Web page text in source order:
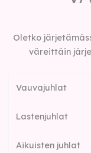
Oletko
väreittäin
Vauvajuhlat
Lastenjuhlat
Aikuisten juhlat